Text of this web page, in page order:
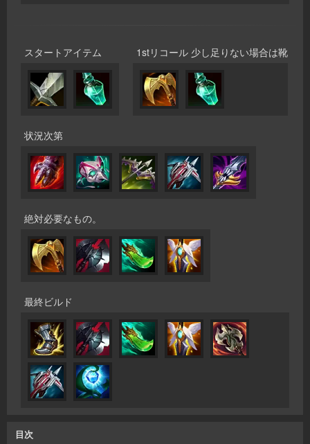
スタートアイテム 1stリコール 少し足りない場合は靴
状況次第
絶対必要なもの。
最終ビルド
目次